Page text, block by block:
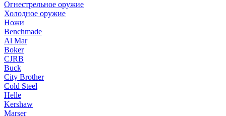
Огнестрельное оружие
Холодное оружие
Ножи
Benchmade
Al Mar
Boker
CJRB
Buck
City Brother
Cold Steel
Helle
Kershaw
Marser